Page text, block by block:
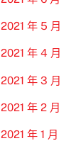
2021 年 5 月
2021 年 4 月
2021 年 3 月
2021 年 2 月
2021 年 1 月